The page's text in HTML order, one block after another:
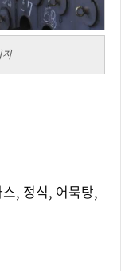
지
, 정식, 어묵탕,